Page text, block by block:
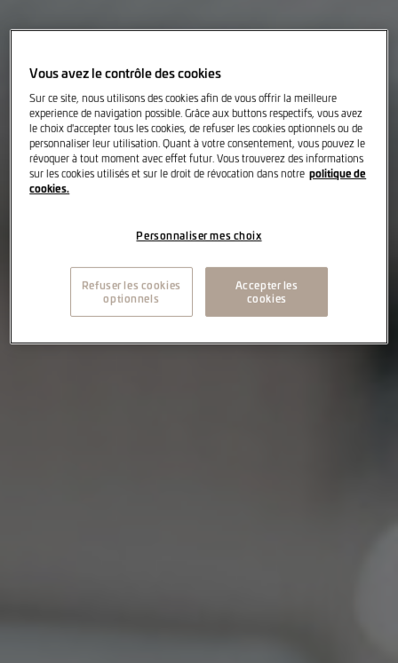
Vous avez le contrôle des cookies
Sur ce site, nous utilisons des cookies afin de vous offrir la meilleure
experience de navigation possible. Grâce aux buttons respectifs, vous avez
le choix d'accepter tous les cookies, de refuser les cookies optionnels ou de
personnaliser leur utilisation. Quant à votre consentement, vous pouvez le
révoquer à tout moment avec effet futur. Vous trouverez des informations
sur les cookies utilisés et sur le droit de révocation dans notre politique de
cookies.
Personnaliser mes choix
Refuser les cookies
optionnels
Accepter les
cookies